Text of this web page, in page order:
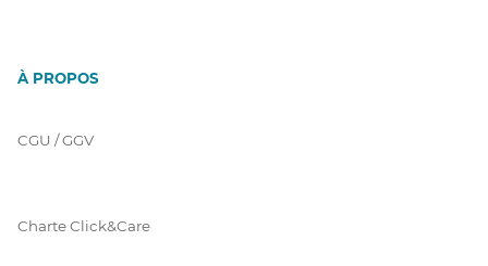
À PROPOS
CGU / GGV
Charte Click&Care